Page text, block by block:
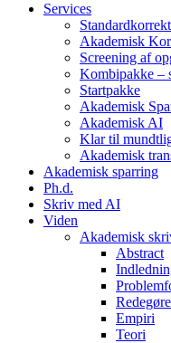
Services
Akademisk
Screening af
Kombipakke –
Startpakke
Akademisk
Akademisk AI
Klar til
Akademisk
Akademisk sparring
Ph.d.
Skriv med AI
Viden
Akademisk
Abstract
Empiri
Teori